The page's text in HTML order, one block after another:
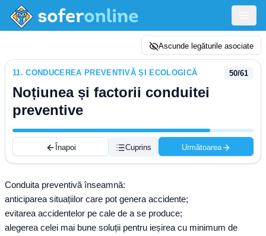
Ascunde legăturile asociate
11.CONDUCEREA PREVENTIVĂ ȘI ECOLOGICĂ
Noțiunea și factorii conduitei
preventive
50/61
Înapoi Cuprins Următoarea
Conduita preventivă înseamnă:
anticiparea situațiilor care pot genera accidente;
evitarea accidentelor pe cale de a se produce;
alegerea celei mai bune soluții pentru ieșirea cu minimum de